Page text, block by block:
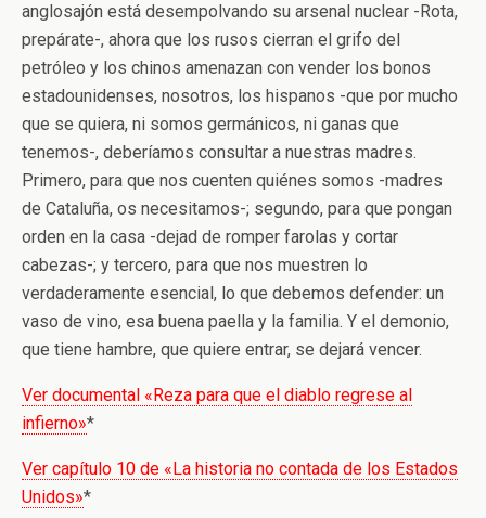
anglosajón está desempolvando su arsenal nuclear -Rota,
prepárate-, ahora que los rusos cierran el grifo del
petróleo y los chinos amenazan con vender los bonos
estadounidenses, nosotros, los hispanos -que por mucho
que se quiera, ni somos germánicos, ni ganas que
tenemos-, deberíamos consultar a nuestras madres.
Primero, para que nos cuenten quiénes somos -madres
de Cataluña, os necesitamos-; segundo, para que pongan
orden en la casa -dejad de romper farolas y cortar
cabezas-; y tercero, para que nos muestren lo
verdaderamente esencial, lo que debemos defender: un
vaso de vino, esa buena paella y la familia. Y el demonio,
que tiene hambre, que quiere entrar, se dejará vencer.
Ver documental «Reza para que el diablo regrese al
infierno»*
Ver capítulo 10 de «La historia no contada de los Estados
Unidos»*